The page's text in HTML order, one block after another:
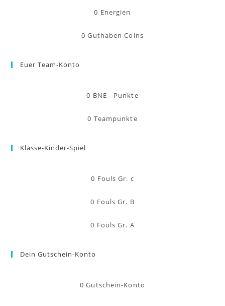
0 Energien
0 Guthaben Coins
Euer Team-Konto
0 BNE - Punkte
0 Teampunkte
Klasse-Kinder-Spiel
0 Fouls Gr. c
0 Fouls Gr. B
0 Fouls Gr. A
Dein Gutschein-Konto
0 Gutschein-Konto